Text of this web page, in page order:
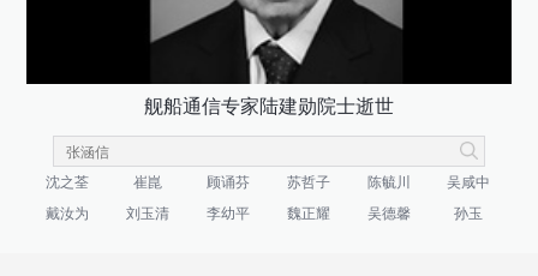
舰船通信专家陆建勋院士逝世
沈之荃 崔崑 顾诵芬 苏哲子 陈毓川
吴咸中
戴汝为
刘玉清 李幼平 魏正耀 吴德馨 孙玉